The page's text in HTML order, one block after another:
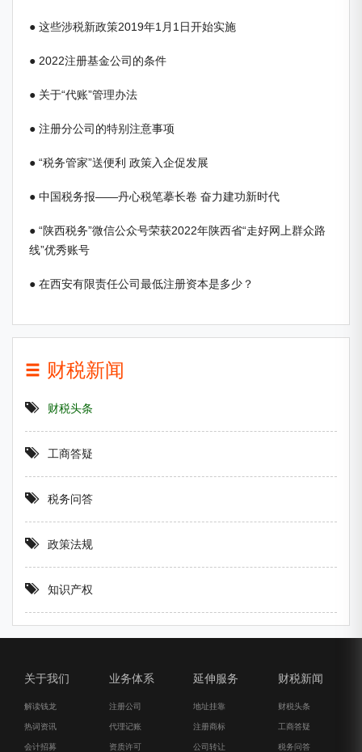
● 这些涉税新政策2019年1月1日开始实施
● 2022注册基金公司的条件
● 关于“代账”管理办法
● 注册分公司的特别注意事项
● “税务管家”送便利 政策入企促发展
● 中国税务报——丹心税笔摹长卷 奋力建功新时代
● “陕西税务”微信公众号荣获2022年陕西省“走好网上群众路
线”优秀账号
● 在西安有限责任公司最低注册资本是多少？
财税新闻
财税头条
工商答疑
税务问答
政策法规
知识产权
关于我们
解读钱龙
热词资讯
会计招募
业务体系
注册公司
代理记账
资质许可
延伸服务
地址挂靠
注册商标
公司转让
财税新闻
财税头条
工商答疑
税务问答